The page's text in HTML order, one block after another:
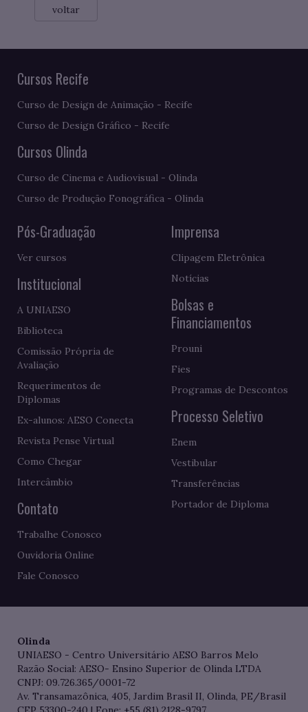
voltar
Cursos Recife
Curso de Design de Animação - Recife
Curso de Design Gráfico - Recife
Cursos Olinda
Curso de Cinema e Audiovisual - Olinda
Curso de Produção Fonográfica - Olinda
Pós-Graduação
Ver cursos
Institucional
A UNIAESO
Biblioteca
Comissão Própria de
Avaliação
Requerimentos de
Diplomas
Ex-alunos: AESO Conecta
Revista Pense Virtual
Como Chegar
Intercâmbio
Contato
Trabalhe Conosco
Ouvidoria Online
Fale Conosco
Imprensa
Clipagem Eletrônica
Notícias
Bolsas e
Financiamentos
Prouni
Fies
Programas de Descontos
Processo Seletivo
Enem
Vestibular
Transferências
Portador de Diploma
Olinda
UNIAESO - Centro Universitário AESO Barros Melo
Razão Social: AESO- Ensino Superior de Olinda LTDA
CNPJ: 09.726.365/0001-72
Av. Transamazônica, 405, Jardim Brasil II, Olinda, PE/Brasil